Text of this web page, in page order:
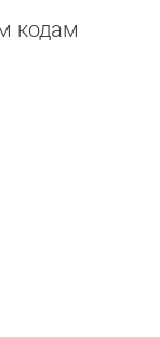
кодам